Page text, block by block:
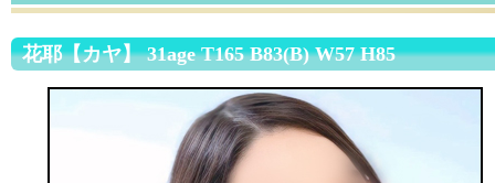
花耶【カヤ】 31age T165 B83(B) W57 H85